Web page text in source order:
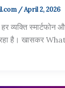
/April 2, 2026
व्यक्ति स्मार्टफोन
रहा है। खासकर